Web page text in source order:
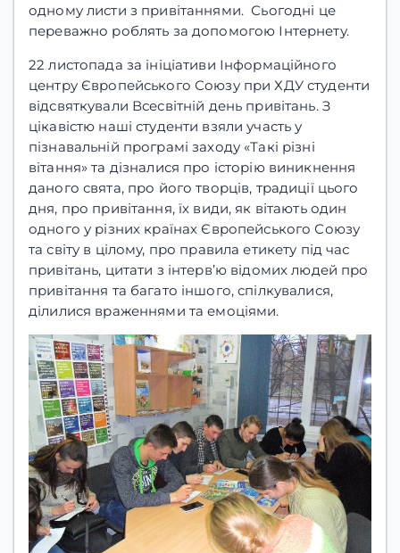
одному листи з привітаннями. Сьогодні це
переважно роблять за допомогою Інтернету.
22 листопада за ініціативи Інформаційного
центру Європейського Союзу при ХДУ студенти
відсвяткували Всесвітній день привітань. З
цікавістю наші студенти взяли участь у
пізнавальній програмі заходу «Такі різні
вітання» та дізналися про історію виникнення
даного свята, про його творців, традиції цього
дня, про привітання, їх види, як вітають один
одного у різних країнах Європейського Союзу
та світу в цілому, про правила етикету під час
привітань, цитати з інтерв’ю відомих людей про
привітання та багато іншого, спілкувалися,
ділилися враженнями та емоціями.